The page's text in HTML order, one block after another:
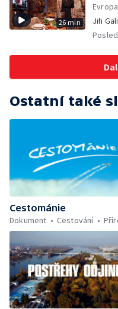
26 min
Evropa
Jih
Ostatní také
Cestománie
Dokument
Cestování